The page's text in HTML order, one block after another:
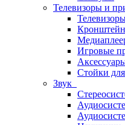
Телевизоры и
Игровые
Стойки
Звук